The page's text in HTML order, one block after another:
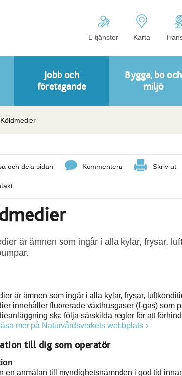
E-tjänster Karta
Jobb och
företagande
Bygga, bo och
miljö
Köldmedier
och dela sidan Kommentera Skriv ut
är ämnen som ingår i alla kylar, frysar,
är ämnen som ingår i alla kylar, frysar,
innehåller fluorerade växthusgaser (f-gas) som
ska följa särskilda regler för att
mer på Naturvårdsverkets webbplats
till dig som operatör
en anmälan till myndighetsnämnden i god tid